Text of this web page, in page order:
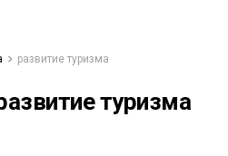
развитие туризма
туризма